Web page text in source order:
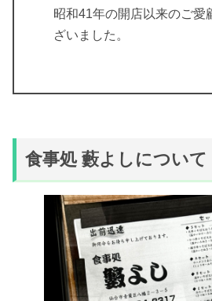
昭和41年の開店以来のご愛
ざいました。
食事処 藪よしについて